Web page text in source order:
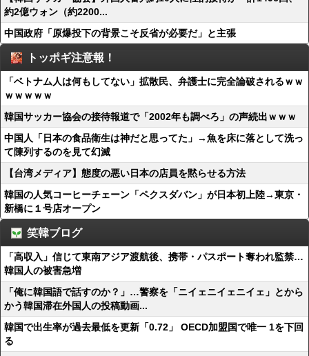
約2億ウォン（約2200...
中国政府「原爆投下の背景こそ反省が必要だ」と主張
トッポギ注意報！
「ベトナム人は何もしてない」拡散民、弁護士に完全論破されるｗｗ
ｗｗｗｗｗ
韓国サッカー協会の接待報道で「2002年も調べろ」の声続出ｗｗｗ
中国人「日本の食品衛生は神だと思ってた」→魚を床に落として洗っ
て陳列するのを見て幻滅
【台湾メディア】態度の悪い日本の店員を黙らせる方法
韓国の人気コーヒーチェーン「ペクスダバン」が日本初上陸→東京・
新橋に１号店オープン
笑韓ブログ
「高収入」信じて東南アジア渡航後、携帯・パスポート奪われ監禁…
韓国人の被害急増
「俺に韓国語で話すのか？」…警察を「ニイェニイェニイェ」とから
かう韓国滞在外国人の投稿動画...
韓国で出生率が過去最低を更新「0.72」 OECD加盟国で唯一 1を下回
る